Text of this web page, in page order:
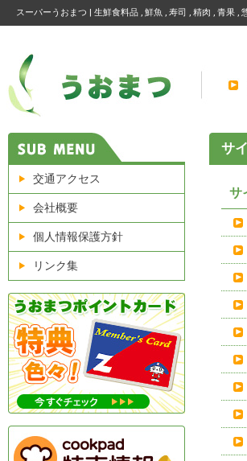
スーパーうおまつ | 生鮮食料品 , 鮮魚 , 寿司 , 精肉 , 青果 ,
交通アクセス
会社概要
個人情報保護方針
リンク集
サ
サ